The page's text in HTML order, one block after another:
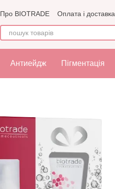
Про BIOTRADE Оплата і доставка
Угода користувача
Оферта
Антиейдж Пігментація